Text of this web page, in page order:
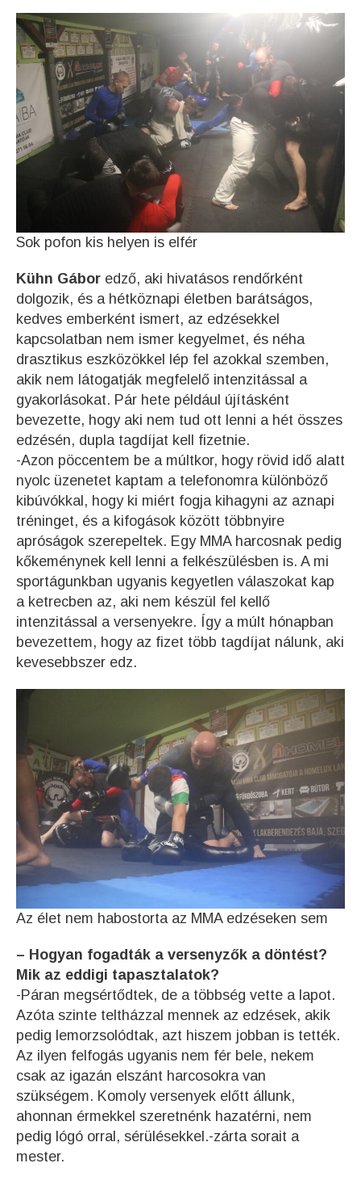
Sok pofon kis helyen is elfér
Kühn Gábor edző, aki hivatásos rendőrként
dolgozik, és a hétköznapi életben barátságos,
kedves emberként ismert, az edzésekkel
kapcsolatban nem ismer kegyelmet, és néha
drasztikus eszközökkel lép fel azokkal szemben,
akik nem látogatják megfelelő intenzitással a
gyakorlásokat. Pár hete például újításként
bevezette, hogy aki nem tud ott lenni a hét összes
edzésén, dupla tagdíjat kell fizetnie.
-Azon pöccentem be a múltkor, hogy rövid idő alatt
nyolc üzenetet kaptam a telefonomra különböző
kibúvókkal, hogy ki miért fogja kihagyni az aznapi
tréninget, és a kifogások között többnyire
apróságok szerepeltek. Egy MMA harcosnak pedig
kőkeménynek kell lenni a felkészülésben is. A mi
sportágunkban ugyanis kegyetlen válaszokat kap
a ketrecben az, aki nem készül fel kellő
intenzitással a versenyekre. Így a múlt hónapban
bevezettem, hogy az fizet több tagdíjat nálunk, aki
kevesebbszer edz.
Az élet nem habostorta az MMA edzéseken sem
– Hogyan fogadták a versenyzők a döntést?
Mik az eddigi tapasztalatok?
-Páran megsértődtek, de a többség vette a lapot.
Azóta szinte teltházzal mennek az edzések, akik
pedig lemorzsolódtak, azt hiszem jobban is tették.
Az ilyen felfogás ugyanis nem fér bele, nekem
csak az igazán elszánt harcosokra van
szükségem. Komoly versenyek előtt állunk,
ahonnan érmekkel szeretnénk hazatérni, nem
pedig lógó orral, sérülésekkel.-zárta sorait a
mester.